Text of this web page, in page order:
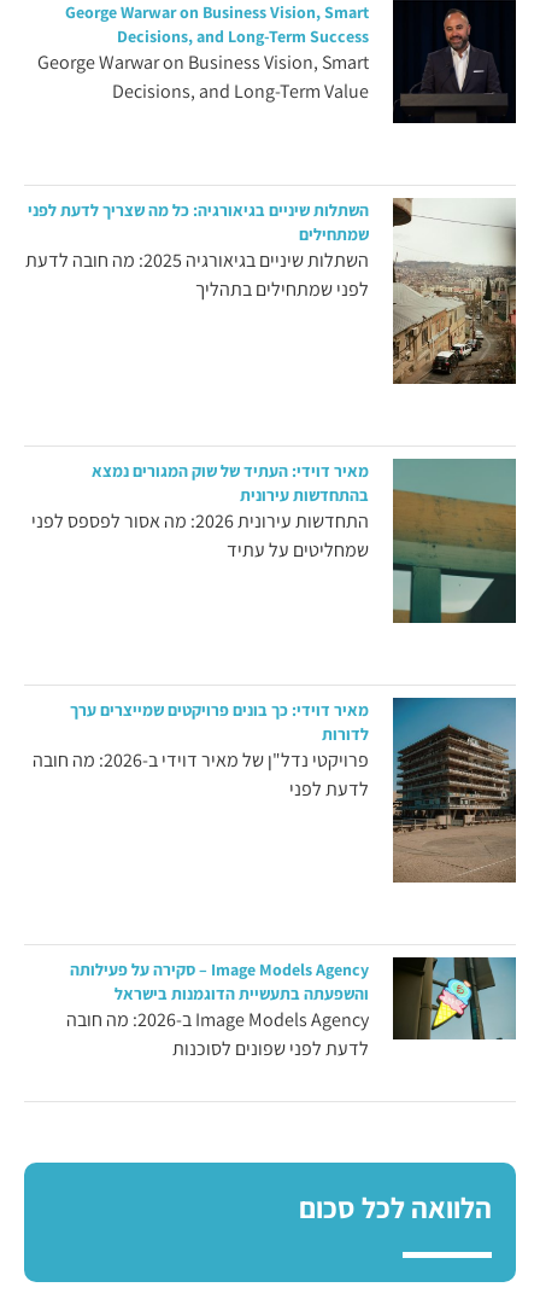
George Warwar on Business Vision, Smart
Decisions, and Long-Term Success
George Warwar on Business Vision, Smart
Decisions, and Long-Term Value
השתלות שיניים בגיאורגיה: כל מה שצריך לדעת לפני
שמתחילים
השתלות שיניים בגיאורגיה 2025: מה חובה לדעת
לפני שמתחילים בתהליך
מאיר דוידי: העתיד של שוק המגורים נמצא
בהתחדשות עירונית
התחדשות עירונית 2026: מה אסור לפספס לפני
שמחליטים על עתיד
מאיר דוידי: כך בונים פרויקטים שמייצרים ערך
לדורות
פרויקטי נדל"ן של מאיר דוידי ב-2026: מה חובה
לדעת לפני
Image Models Agency – סקירה על פעילותה
והשפעתה בתעשיית הדוגמנות בישראל
Image Models Agency ב-2026: מה חובה
לדעת לפני שפונים לסוכנות
הלוואה לכל סכום